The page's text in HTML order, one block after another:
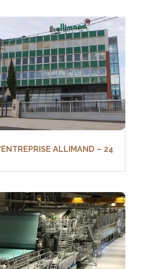
ALLIMAND – 24